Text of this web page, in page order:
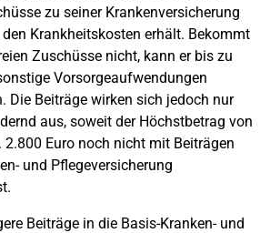
zu seiner Krankenversicherung
Krankheitskosten erhält. Bekommt
Zuschüsse nicht, kann er bis zu
Vorsorgeaufwendungen
Die Beiträge wirken sich jedoch nur
aus, soweit der Höchstbetrag von
2.800 Euro noch nicht mit Beiträgen
und Pflegeversicherung
Beiträge in die Basis-Kranken- und